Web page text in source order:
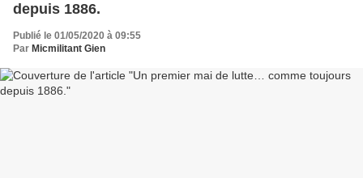
depuis 1886.
Publié le 01/05/2020 à 09:55
Par Micmilitant Gien